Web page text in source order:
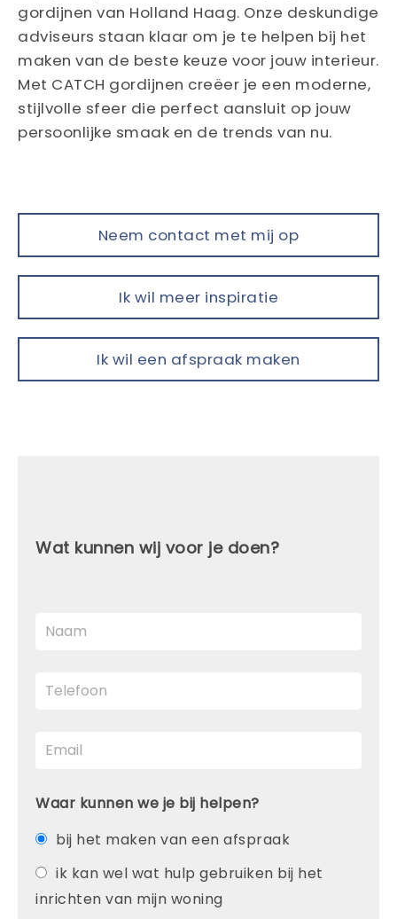
gordijnen van Holland Haag. Onze deskundige
adviseurs staan klaar om je te helpen bij het
maken van de beste keuze voor jouw interieur.
Met CATCH gordijnen creëer je een moderne,
stijlvolle sfeer die perfect aansluit op jouw
persoonlijke smaak en de trends van nu.
Neem contact met mij op
Ik wil meer inspiratie
Ik wil een afspraak maken
Wat kunnen wij voor je doen?
Waar kunnen we je bij helpen?
bij het maken van een afspraak
ik kan wel wat hulp gebruiken bij het
inrichten van mijn woning